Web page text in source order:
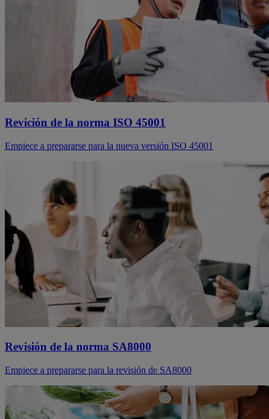
Revición de la norma ISO 45001
Empiece a prepararse para la nueva versión ISO 45001
Revisión de la norma SA8000
Empiece a prepararse para la revisión de SA8000